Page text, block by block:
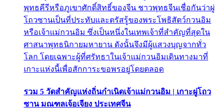
พุทธคีรีหรือภูเขาศักดิ์สิทธิ์ของจีน ชาวพุทธจีนเชื่อกันว่าผู่
โถวซานเป็นที่ประทับและตรัสรู้ของพระโพธิสัตว์กวนอิม
หรือเจ้าแม่กวนอิม ซึ่งเป็นหนึ่งในเทพเจ้าที่สำคัญที่สุดใน
ศาสนาพุทธนิกายมหายาน ดังนั้นจึงมีผู้แสวงบุญจากทั่ว
โลก โดยเฉพาะผู้ที่ศรัทธาในเจ้าแม่กวนอิมเดินทางมาที่
เกาะแห่งนี้เพื่อสักการะขอพรอยู่โดยตลอด
รวม 5 วัดสำคัญแห่งถิ่นกำเนิดเจ้าแม่กวนอิม | เกาะผู่โถว
ซาน มณฑลเจ้อเจียง ประเทศจีน